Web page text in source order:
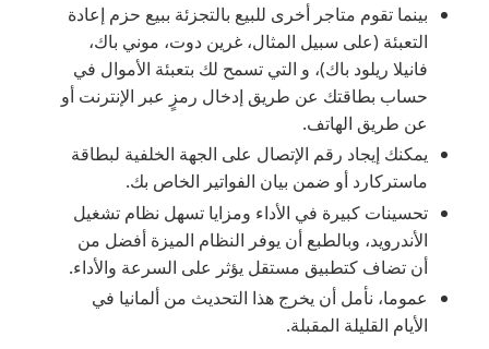
بينما تقوم متاجر أخرى للبيع بالتجزئة ببيع حزم إعادة
التعبئة (على سبيل المثال، غرين دوت، موني باك،
فانيلا ريلود باك)، و التي تسمح لك بتعبئة الأموال في
حساب بطاقتك عن طريق إدخال رمزٍ عبر الإنترنت أو
عن طريق الهاتف.
يمكنك إيجاد رقم الإتصال على الجهة الخلفية لبطاقة
ماستركارد أو ضمن بيان الفواتير الخاص بك.
تحسينات كبيرة في الأداء ومزايا تسهل نظام تشغيل
الأندرويد، وبالطبع أن يوفر النظام الميزة أفضل من
أن تضاف كتطبيق مستقل يؤثر على السرعة والأداء.
عموما، نأمل أن يخرج هذا التحديث من ألمانيا في
الأيام القليلة المقبلة.